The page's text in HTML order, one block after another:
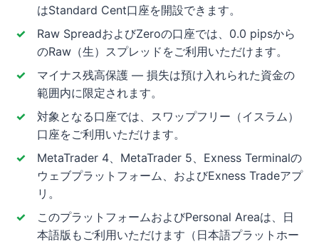
はStandard Cent口座を開設できます。
Raw SpreadおよびZeroの口座では、0.0 pipsから
のRaw（生）スプレッドをご利用いただけます。
マイナス残高保護 — 損失は預け入れられた資金の
範囲内に限定されます。
対象となる口座では、スワップフリー（イスラム）
口座をご利用いただけます。
MetaTrader 4、MetaTrader 5、Exness Terminalの
ウェブプラットフォーム、およびExness Tradeアプ
リ。
このプラットフォームおよびPersonal Areaは、日
本語版もご利用いただけます（日本語プラットホー